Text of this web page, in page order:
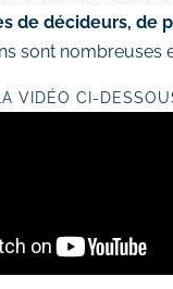
logiciels
de décideurs, de
sont nombreuses
VIDÉO CI-